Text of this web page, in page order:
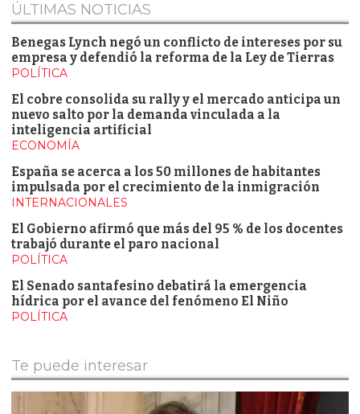
ÚLTIMAS NOTICIAS
Benegas Lynch negó un conflicto de intereses por su
empresa y defendió la reforma de la Ley de Tierras
POLÍTICA
El cobre consolida su rally y el mercado anticipa un
nuevo salto por la demanda vinculada a la
inteligencia artificial
ECONOMÍA
España se acerca a los 50 millones de habitantes
impulsada por el crecimiento de la inmigración
INTERNACIONALES
El Gobierno afirmó que más del 95 % de los docentes
trabajó durante el paro nacional
POLÍTICA
El Senado santafesino debatirá la emergencia
hídrica por el avance del fenómeno El Niño
POLÍTICA
Te puede interesar